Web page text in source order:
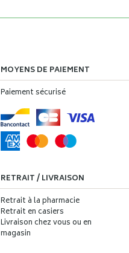
MOYENS DE PAIEMENT
Paiement sécurisé
RETRAIT / LIVRAISON
Retrait à la pharmacie
Retrait en casiers
Livraison chez vous ou en
magasin